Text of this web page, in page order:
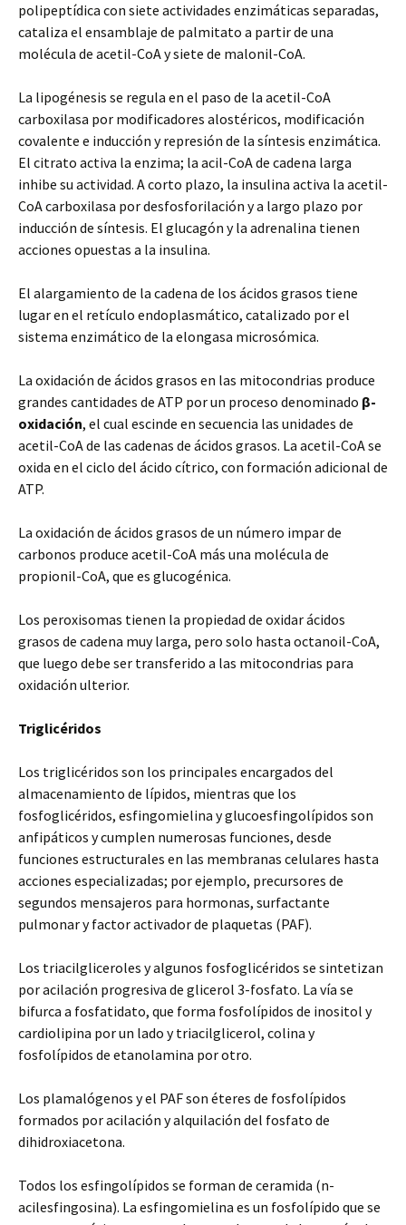
polipeptídica con siete actividades enzimáticas separadas,
cataliza el ensamblaje de palmitato a partir de una
molécula de acetil-CoA y siete de malonil-CoA.
La lipogénesis se regula en el paso de la acetil-CoA
carboxilasa por modificadores alostéricos, modificación
covalente e inducción y represión de la síntesis enzimática.
El citrato activa la enzima; la acil-CoA de cadena larga
inhibe su actividad. A corto plazo, la insulina activa la acetil-
CoA carboxilasa por desfosforilación y a largo plazo por
inducción de síntesis. El glucagón y la adrenalina tienen
acciones opuestas a la insulina.
El alargamiento de la cadena de los ácidos grasos tiene
lugar en el retículo endoplasmático, catalizado por el
sistema enzimático de la elongasa microsómica.
La oxidación de ácidos grasos en las mitocondrias produce
grandes cantidades de ATP por un proceso denominado β-
oxidación, el cual escinde en secuencia las unidades de
acetil-CoA de las cadenas de ácidos grasos. La acetil-CoA se
oxida en el ciclo del ácido cítrico, con formación adicional de
ATP.
La oxidación de ácidos grasos de un número impar de
carbonos produce acetil-CoA más una molécula de
propionil-CoA, que es glucogénica.
Los peroxisomas tienen la propiedad de oxidar ácidos
grasos de cadena muy larga, pero solo hasta octanoil-CoA,
que luego debe ser transferido a las mitocondrias para
oxidación ulterior.
Triglicéridos
Los triglicéridos son los principales encargados del
almacenamiento de lípidos, mientras que los
fosfoglicéridos, esfingomielina y glucoesfingolípidos son
anfipáticos y cumplen numerosas funciones, desde
funciones estructurales en las membranas celulares hasta
acciones especializadas; por ejemplo, precursores de
segundos mensajeros para hormonas, surfactante
pulmonar y factor activador de plaquetas (PAF).
Los triacilgliceroles y algunos fosfoglicéridos se sintetizan
por acilación progresiva de glicerol 3-fosfato. La vía se
bifurca a fosfatidato, que forma fosfolípidos de inositol y
cardiolipina por un lado y triacilglicerol, colina y
fosfolípidos de etanolamina por otro.
Los plamalógenos y el PAF son éteres de fosfolípidos
formados por acilación y alquilación del fosfato de
dihidroxiacetona.
Todos los esfingolípidos se forman de ceramida (n-
acilesfingosina). La esfingomielina es un fosfolípido que se